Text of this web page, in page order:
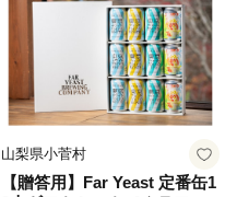
山梨県小菅村
【贈答用】Far Yeast 定番缶1